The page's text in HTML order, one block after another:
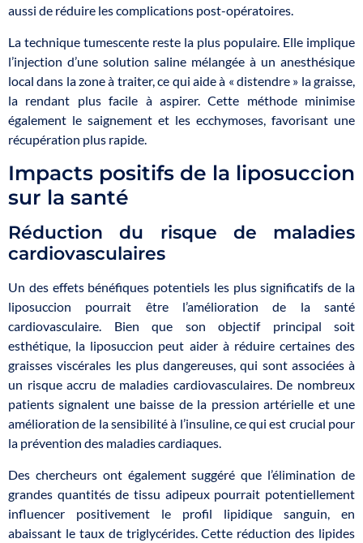
aussi de réduire les complications post-opératoires.
La technique tumescente reste la plus populaire. Elle implique
l’injection d’une solution saline mélangée à un anesthésique
local dans la zone à traiter, ce qui aide à « distendre » la graisse,
la rendant plus facile à aspirer. Cette méthode minimise
également le saignement et les ecchymoses, favorisant une
récupération plus rapide.
Impacts positifs de la liposuccion
sur la santé
Réduction du risque de maladies
cardiovasculaires
Un des effets bénéfiques potentiels les plus significatifs de la
liposuccion pourrait être l’amélioration de la santé
cardiovasculaire. Bien que son objectif principal soit
esthétique, la liposuccion peut aider à réduire certaines des
graisses viscérales les plus dangereuses, qui sont associées à
un risque accru de maladies cardiovasculaires. De nombreux
patients signalent une baisse de la pression artérielle et une
amélioration de la sensibilité à l’insuline, ce qui est crucial pour
la prévention des maladies cardiaques.
Des chercheurs ont également suggéré que l’élimination de
grandes quantités de tissu adipeux pourrait potentiellement
influencer positivement le profil lipidique sanguin, en
abaissant le taux de triglycérides. Cette réduction des lipides